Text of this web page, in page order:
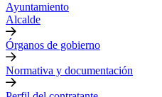
Ayuntamiento
Alcalde
Órganos de gobierno
Normativa y documentación